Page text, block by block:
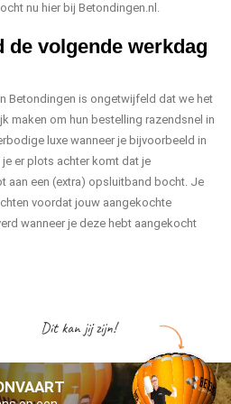
nu hier bij Betondingen.nl.
volgende werkdag
Betondingen is ongetwijfeld dat we het
maken om hun bestelling razendsnel in
luxe wanneer je bijvoorbeeld in
er plots achter komt dat je
aan een (extra) opsluitband bocht. Je
voordat jouw aangekochte
wanneer je deze hebt aangekocht
Dit kan jij zijn!